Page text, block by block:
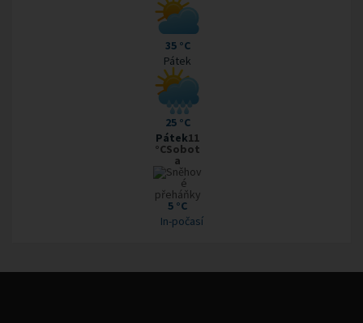
35 °C
Pátek
25 °C
Pátek11
°CSobot
a
5 °C
In-počasí